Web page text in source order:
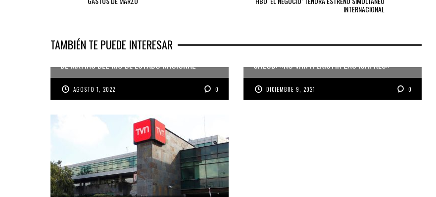
INTERNACIONAL
TAMBIÉN TE PUEDE INTERESAR
TVN DEFINIÓ COMO «ESTRATÉGICA» LA SALIDA
DE MATÍAS DEL RÍO DE ESTADO NACIONAL
AGOSTO 1, 2022 0
SALUD: «NO VAN A EXISTIR LAS ISAPRES»
DICIEMBRE 9, 2021 0